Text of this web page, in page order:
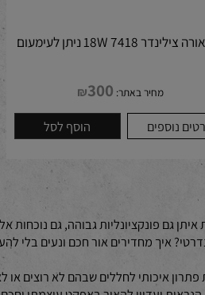
מחיר באתר: ₪300
שמביאות איתן גם פונקציונליות גבוהה, גם
מחדירים אור חכם ונעים בלי